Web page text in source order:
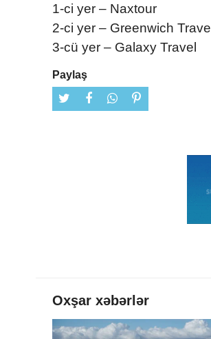
1-ci yer – Naxtour
2-ci yer – Greenwich Travel
3-cü yer – Galaxy Travel
Paylaş
Oxşar xəbərlər